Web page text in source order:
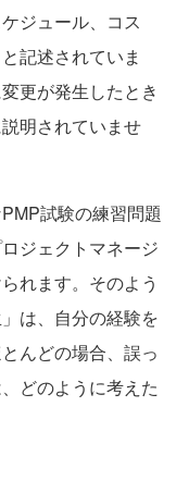
ジュール、コス
記述されていま
更が発生したとき
明されていませ
試験の練習問題
ジェクトマネージ
れます。そのよう
は、自分の経験を
んどの場合、誤っ
どのように考えた